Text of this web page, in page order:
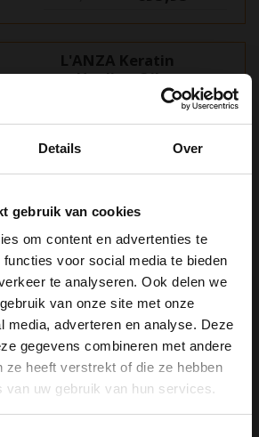
Details Over
gebruik van cookies
om content en advertenties te
voor social media te bieden
te analyseren. Ook delen we
van onze site met onze
media, adverteren en analyse. Deze
gegevens combineren met andere
ze heeft verstrekt of die ze hebben
van uw gebruik van hun services.
L'ANZA Keratin
Healing Oil
Shampoo 950ml
Deze luxueuze shampoo reinigt én
keratine en de Healing Oil-basis.
antioxidanten laat hij het haar zacht,
glanzend en beheersbaar achter
zonder het te verzwaren.
L'ANZA Healing
Volume Shampoo
950ml
Ontdek L'ANZA Healing Volume
Thickening Shampoo 950ml: een
sulfaatvrije formule met Keratin
Healing System en Bamboo Extract.
€85,50
Time Korting
met10% Summer TIme Kortingop